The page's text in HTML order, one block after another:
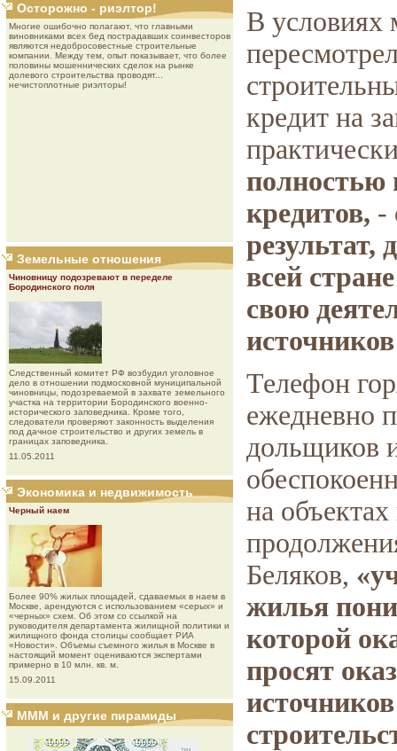
Осторожно - риэлтор!
Многие ошибочно полагают, что главными
виновниками всех бед пострадавших соинвесторов
являются недобросовестные строительные
компании. Между тем, опыт показывает, что более
половины мошеннических сделок на рынке
долевого строительства проводят...
нечистоплотные риэлторы!
Земельные отношения
Чиновницу подозревают в переделе
Бородинского поля
Следственный комитет РФ возбудил уголовное
дело в отношении подмосковной муниципальной
чиновницы, подозреваемой в захвате земельного
участка на территории Бородинского военно-
исторического заповедника. Кроме того,
следователи проверяют законность выделения
под дачное строительство и других земель в
границах заповедника.
11.05.2011
Экономика и недвижимость
Черный наем
Более 90% жилых площадей, сдаваемых в наем в
Москве, арендуются с использованием «серых» и
«черных» схем. Об этом со ссылкой на
руководителя департамента жилищной политики и
жилищного фонда столицы сообщает РИА
«Новости». Объемы съемного жилья в Москве в
настоящий момент оцениваются экспертами
примерно в 10 млн. кв. м.
15.09.2011
МММ и другие пирамиды
В условиях
кредит на
полностью
кредитов, -
результат,
всей
свою
Телефон
ежедневно
дольщиков
на объектах
Беляков,
жилья
которой
просят